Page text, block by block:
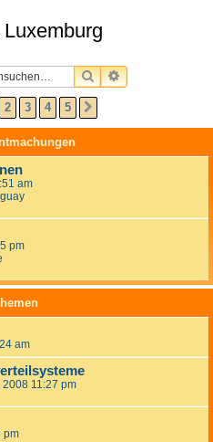
SUCHEERWEITERTE
2 3 4 5
am
pm
am
2008 11:27 pm
pm